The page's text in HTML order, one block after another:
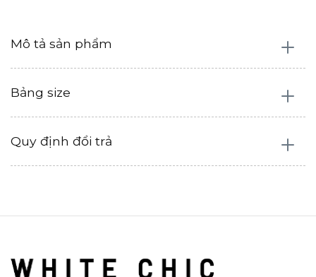
Mô tả sản phẩm
Bảng size
Quy định đổi trả